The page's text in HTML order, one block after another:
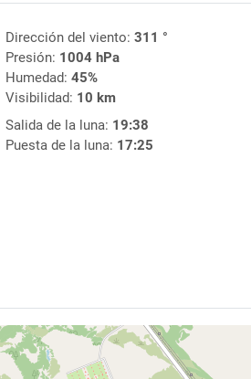
Dirección del viento: 311 °
Presión: 1004 hPa
Humedad: 45%
Visibilidad: 10 km
Salida de la luna: 19:38
Puesta de la luna: 17:25